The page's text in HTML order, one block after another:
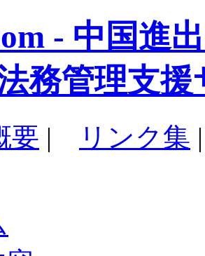
- 中国進
務管理支援
要 | リンク集